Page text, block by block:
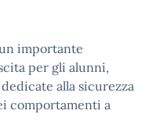
importante
per gli alunni,
alla sicurezza
comportamenti a